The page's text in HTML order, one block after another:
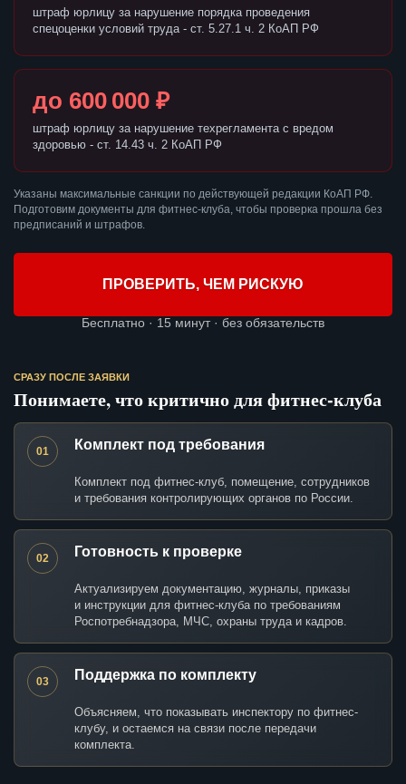
штраф юрлицу за нарушение порядка проведения
спецоценки условий труда - ст. 5.27.1 ч. 2 КоАП РФ
до 600 000 ₽
штраф юрлицу за нарушение техрегламента с вредом
здоровью - ст. 14.43 ч. 2 КоАП РФ
Указаны максимальные санкции по действующей редакции КоАП РФ.
Подготовим документы для фитнес-клуба, чтобы проверка прошла без
предписаний и штрафов.
ПРОВЕРИТЬ, ЧЕМ РИСКУЮ
Бесплатно · 15 минут · без обязательств
СРАЗУ ПОСЛЕ ЗАЯВКИ
Понимаете, что критично для фитнес-клуба
01 Комплект под требования
Комплект под фитнес-клуб, помещение, сотрудников
и требования контролирующих органов по России.
02 Готовность к проверке
Актуализируем документацию, журналы, приказы
и инструкции для фитнес-клуба по требованиям
Роспотребнадзора, МЧС, охраны труда и кадров.
03 Поддержка по комплекту
Объясняем, что показывать инспектору по фитнес-
клубу, и остаемся на связи после передачи
комплекта.